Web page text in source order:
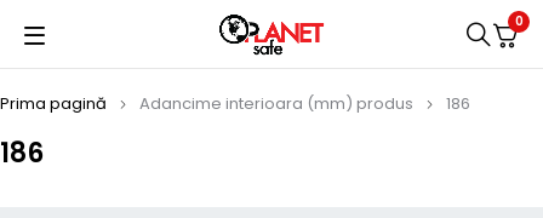
0
186
Prima pagină Adancime interioara (mm) produs 186